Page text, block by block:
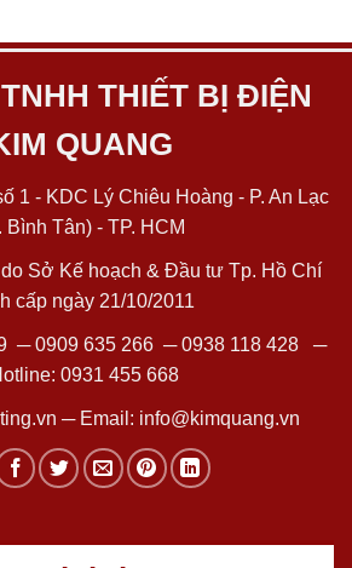
THIẾT BỊ ĐIỆN
QUANG
1 - KDC Lý Chiêu Hoàng - P. An Lạc
Bình Tân) - TP. HCM
do Sở Kế hoạch & Đầu tư Tp. Hồ Chí
cấp ngày 21/10/2011
─0909 635 266─0938 118 428─
0931 455 668
─ Email: info@kimquang.vn